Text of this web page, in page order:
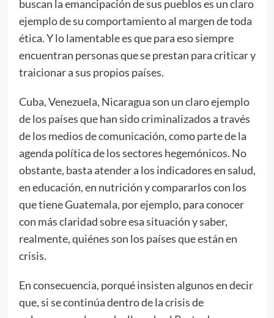
buscan la emancipación de sus pueblos es un claro
ejemplo de su comportamiento al margen de toda
ética. Y lo lamentable es que para eso siempre
encuentran personas que se prestan para criticar y
traicionar a sus propios países.
Cuba, Venezuela, Nicaragua son un claro ejemplo
de los países que han sido criminalizados a través
de los medios de comunicación, como parte de la
agenda política de los sectores hegemónicos. No
obstante, basta atender a los indicadores en salud,
en educación, en nutrición y compararlos con los
que tiene Guatemala, por ejemplo, para conocer
con más claridad sobre esa situación y saber,
realmente, quiénes son los países que están en
crisis.
En consecuencia, porqué insisten algunos en decir
que, si se continúa dentro de la crisis de